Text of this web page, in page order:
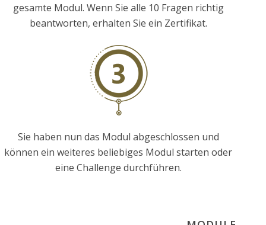
gesamte Modul. Wenn Sie alle 10 Fragen richtig
beantworten, erhalten Sie ein Zertifikat.
Sie haben nun das Modul abgeschlossen und
können ein weiteres beliebiges Modul starten oder
eine Challenge durchführen.